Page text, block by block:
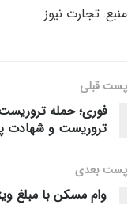
منبع: تجارت نیوز
پست قبلی
فوری؛ حمله
تروریست و شهادت
پست‌ بعدی
وام مسکن با مبلغ